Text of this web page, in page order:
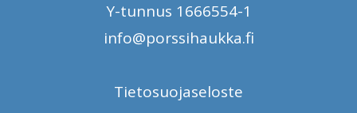
Y-tunnus 1666554-1
info@porssihaukka.fi
Tietosuojaseloste